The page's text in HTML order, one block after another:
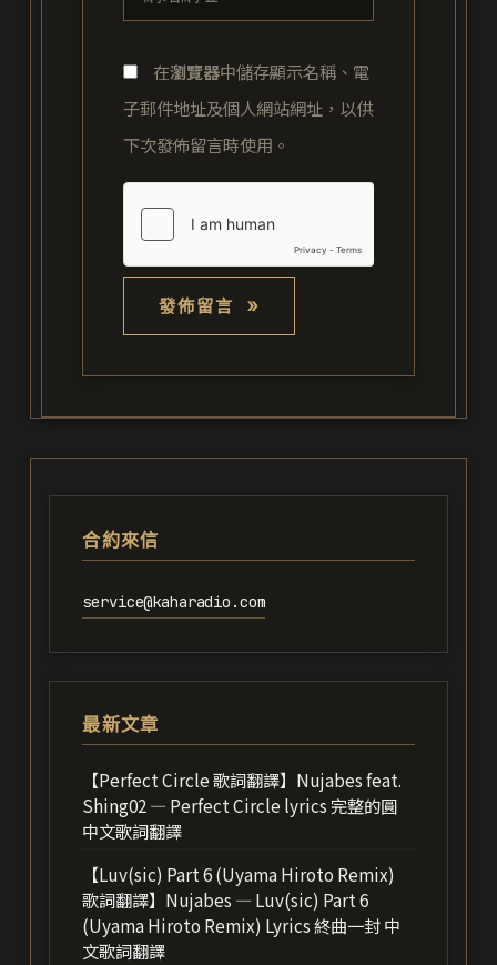
地
*
站
址
在瀏覽器中儲存顯示名稱、電
子郵件地址及個人網站網址，以供
下次發佈留言時使用。
合約來信
service@kaharadio.com
最新文章
【Perfect Circle 歌詞翻譯】Nujabes feat.
Shing02 — Perfect Circle lyrics 完整的圓
中文歌詞翻譯
【Luv(sic) Part 6 (Uyama Hiroto Remix)
歌詞翻譯】Nujabes — Luv(sic) Part 6
(Uyama Hiroto Remix) Lyrics 終曲一封 中
文歌詞翻譯